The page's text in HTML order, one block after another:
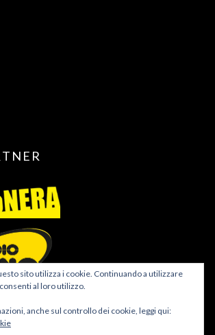
sito utilizza i cookie. Continuando a utilizzare
al loro utilizzo.
anche sul controllo dei cookie, leggi qui: